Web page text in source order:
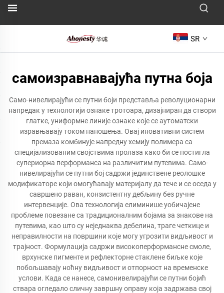
SR
самоизравнавајућа путна боја
Само-нивелирајући се путни боји представља револуционарни
напредак у технологији ознаке тротоара, дизајниран да створи
глатке, униформне линије ознаке које се аутоматски
изравњавају током наношења. Овај иновативни систем
премаза комбинује напредну хемију полимера са
специјализованим својствима пролаза како би се постигла
супериорна перформанса на различитим путевима. Само-
нивелирајући се путни бој садржи јединствене реолошке
модификаторе који омогућавају материјалу да тече и се оседа у
савршено раван, конзистентну дебљину без ручне
интервенције. Ова технологија елиминише уобичајене
проблеме повезане са традиционалним бојама за знакове на
путевима, као што су неједнаква дебелина, траге четкице и
неправилности на површини које могу угрозити видљивост и
трајност. Формулација садржи високоперформансне смоле,
врхунске пигменте и рефлекторне стаклене биљке које
побољшавају ноћну видљивост и отпорност на временске
услови. Када се нанесе, самонивелирајући се путни бојић
ствара огледало сличну завршну оправу која задржава свој